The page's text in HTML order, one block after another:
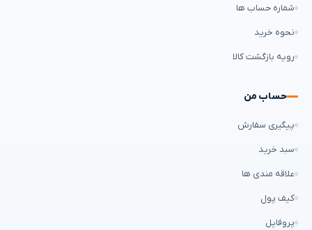
شماره حساب ها
نحوه خرید
رویه بازگشت کالا
حساب من
پیگیری سفارش
سبد خرید
علاقه مندی ها
کیف پول
پروفایل